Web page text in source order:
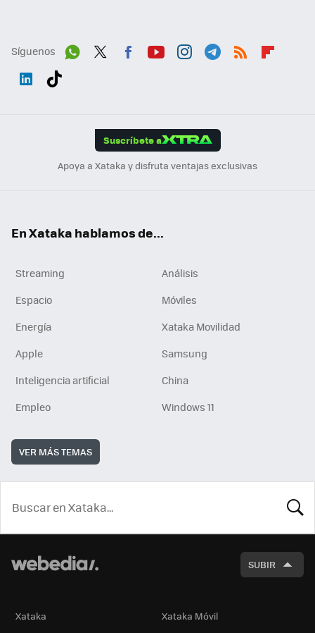
Síguenos
Suscríbete a
Apoya a Xataka y disfruta ventajas exclusivas
En Xataka hablamos de...
Streaming
Análisis
Espacio
Móviles
Energía
Xataka Movilidad
Apple
Samsung
Inteligencia artificial
China
Empleo
Windows 11
VER MÁS TEMAS
SUBIR
Xataka
Xataka Móvil